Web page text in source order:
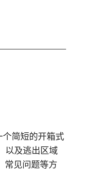
简短的开箱式
以及逃出区域
常见问题等方